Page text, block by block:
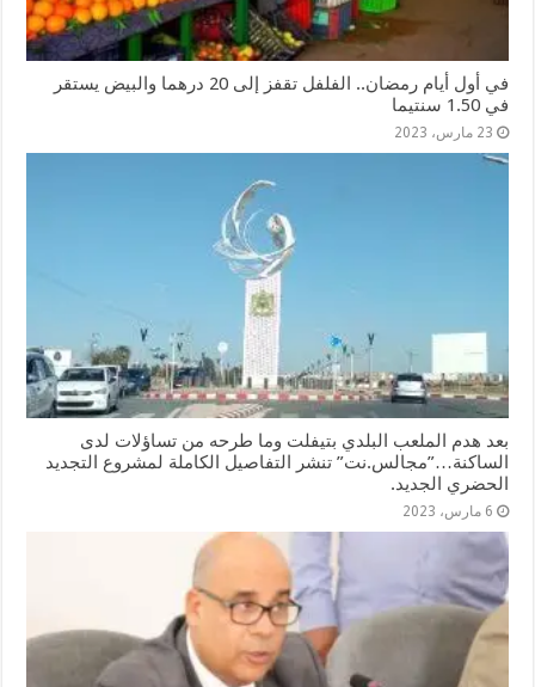
في أول أيام رمضان.. الفلفل تقفز إلى 20 درهما والبيض يستقر
في 1.50 سنتيما
23 مارس، 2023
بعد هدم الملعب البلدي بتيفلت وما طرحه من تساؤلات لدى
الساكنة…”مجالس.نت” تنشر التفاصيل الكاملة لمشروع التجديد
الحضري الجديد.
6 مارس، 2023